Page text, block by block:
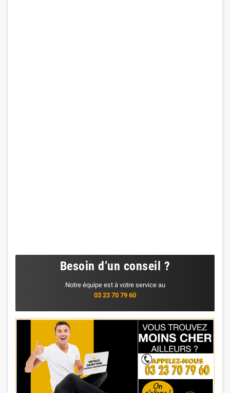
Besoin d’un conseil ?
Notre équipe est à votre service au
03 23 70 79 60